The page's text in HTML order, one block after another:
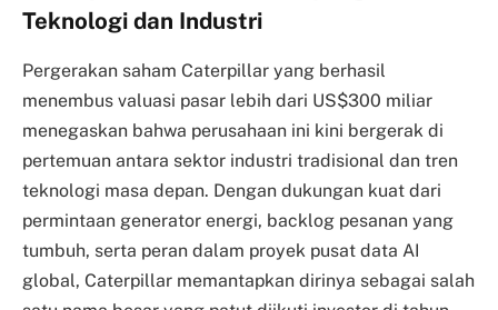
Teknologi dan Industri
Pergerakan saham Caterpillar yang berhasil
menembus valuasi pasar lebih dari US$300 miliar
menegaskan bahwa perusahaan ini kini bergerak di
pertemuan antara sektor industri tradisional dan tren
teknologi masa depan. Dengan dukungan kuat dari
permintaan generator energi, backlog pesanan yang
tumbuh, serta peran dalam proyek pusat data AI
global, Caterpillar memantapkan dirinya sebagai salah